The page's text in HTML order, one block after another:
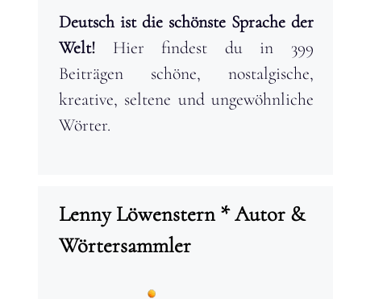
Deutsch ist die schönste Sprache der
Welt! Hier findest du in 399
Beiträgen schöne, nostalgische,
kreative, seltene und ungewöhnliche
Wörter.
Lenny Löwenstern * Autor &
Wörtersammler